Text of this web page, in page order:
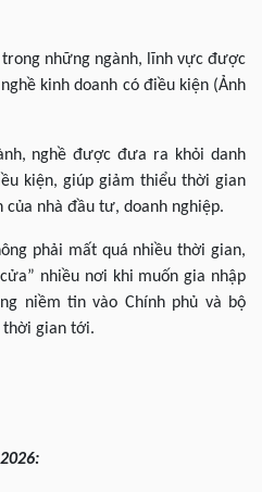
những ngành, lĩnh vực được
kinh doanh có điều kiện (Ảnh
nghề được đưa ra khỏi danh
kiện, giúp giảm thiểu thời gian
nhà đầu tư, doanh nghiệp.
phải mất quá nhiều thời gian,
nhiều nơi khi muốn gia nhập
niềm tin vào Chính phủ và bộ
thời gian tới.